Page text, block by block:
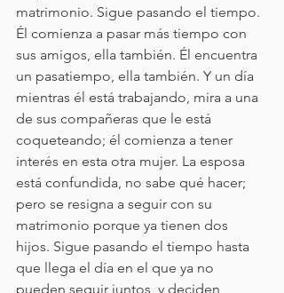
matrimonio. Sigue pasando el tiempo.
Él comienza a pasar más tiempo con
sus amigos, ella también. Él encuentra
un pasatiempo, ella también. Y un día
mientras él está trabajando, mira a una
de sus compañeras que le está
coqueteando; él comienza a tener
interés en esta otra mujer. La esposa
está confundida, no sabe qué hacer;
pero se resigna a seguir con su
matrimonio porque ya tienen dos
hijos. Sigue pasando el tiempo hasta
que llega el día en el que ya no
pueden seguir juntos, y deciden